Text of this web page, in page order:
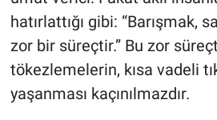
hatırlattığı gibi: “Barışmak,
zor bir süreçtir.” Bu zor
tökezlemelerin, kısa vadeli
yaşanması kaçınılmazdır.